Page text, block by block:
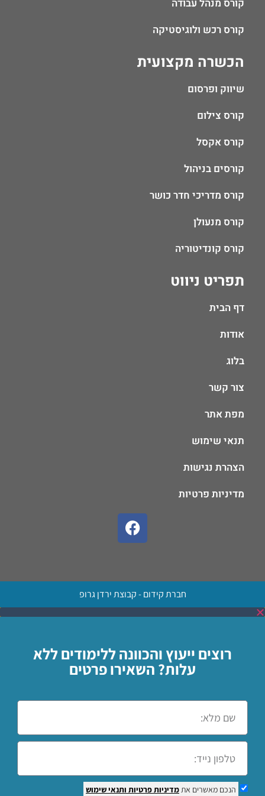
תפריט ניווט
דף הבית
אודות
בלוג
צור קשר
מפת אתר
תנאי שימוש
הצהרת נגישות
מדיניות פרטיות
הכשרה מקצועית
שיווק ופרסום
קורס צילום
קורס אקסל
קורסים בניהול
קורס מדריכי חדר כושר
קורס מנעולן
קורס קונדיטוריה
קורס מנהל עבודה
קורס רכש ולוגיסטיקה
חברת קידום - קבוצת ירדן גרופ
רוצים ייעוץ והכוונה ללימודים ללא
עלות? השאירו פרטים
הנכם מאשרים אתמדיניות פרטיות ותנאי שימוש